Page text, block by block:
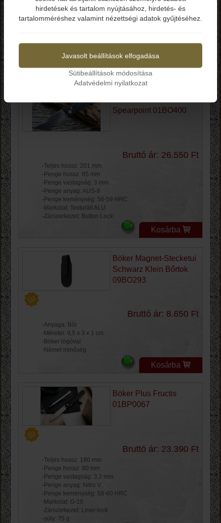
-Penge vastagság: 2.5 mm
-Penge anyag: VG-10
-Tok: Nylon
Kosárba
Spearpoint 01BO400
Bruttó ár: 26.550 Ft
-Teljes hossz: 201 mm
-Penge hossz: 85 mm
-Penge vastagság: 3 mm
-Penge anyag: AUS-8
-Penge keménység: 58-59 HRC
-Markolat: Texturált ALU
-Zárszerkezet: Button Lock
Kosárba
Böker Magnet-Stecketui
Schwarz Klein Bőrtok
09BO293
Bruttó ár: 8.650 Ft
-Anyaga: Bőr
-Méretei: 9,5 x 3 x 1 cm.
-Böker logóval
-Német minőség
Kosárba
Böker Plus Fructis
01BP0067
Bruttó ár: 23.390 Ft
-Teljes hossz: 180 mm
-Penge hossz: 80 mm
-Penge vastagság: 3.2 mm
-Penge anyag: Nitro V
-Penge keménység: 58-60 HRC
-Markolat: G-10
-Zárszerkezet: Liner-lock
-súly: 75 g
hirdetések és tartalom nyújtásához, hirdetés- és
tartalomméréshez valamint nézettségi adatok gyűjtéséhez.
Javasolt beállítások elfogadása
Sütibeállítások módosítása
Adatvédelmi nyilatkozat